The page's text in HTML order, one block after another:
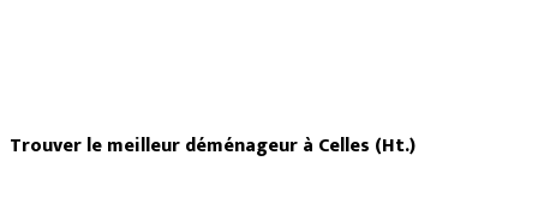
Trouver le meilleur déménageur à Celles (Ht.)